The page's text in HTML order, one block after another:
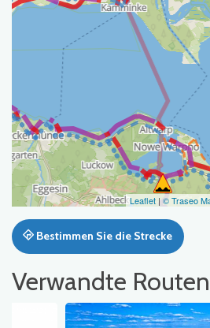
Leaflet | © Traseo
Bestimmen Sie die Strecke
Verwandte Routen